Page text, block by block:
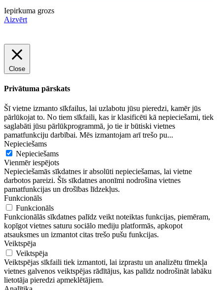
Iepirkuma grozs
Aizvērt
Close
Privātuma pārskats
Šī vietne izmanto sīkfailus, lai uzlabotu jūsu pieredzi, kamēr jūs
pārlūkojat to. No tiem sīkfaili, kas ir klasificēti kā nepieciešami, tiek
saglabāti jūsu pārlūkprogrammā, jo tie ir būtiski vietnes
pamatfunkciju darbībai. Mēs izmantojam arī trešo pu...
Nepieciešams
Nepieciešams
Vienmēr iespējots
Nepieciešamās sīkdatnes ir absolūti nepieciešamas, lai vietne
darbotos pareizi. Šīs sīkdatnes anonīmi nodrošina vietnes
pamatfunkcijas un drošības līdzekļus.
Funkcionāls
Funkcionāls
Funkcionālās sīkdatnes palīdz veikt noteiktas funkcijas, piemēram,
kopīgot vietnes saturu sociālo mediju platformās, apkopot
atsauksmes un izmantot citas trešo pušu funkcijas.
Veiktspēja
Veiktspēja
Veiktspējas sīkfaili tiek izmantoti, lai izprastu un analizētu tīmekļa
vietnes galvenos veiktspējas rādītājus, kas palīdz nodrošināt labāku
lietotāja pieredzi apmeklētājiem.